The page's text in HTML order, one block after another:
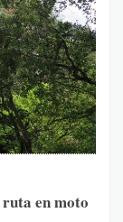
ruta en moto